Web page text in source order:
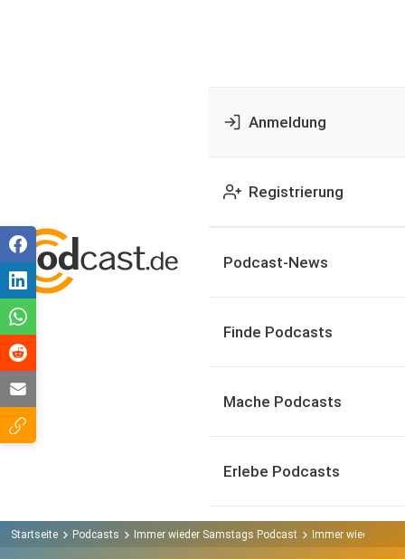
Anmeldung
Registrierung
Podcast-News
Finde Podcasts
Mache Podcasts
Erlebe Podcasts
Startseite Podcasts Immer wieder Samstags Podcast Immer wieder